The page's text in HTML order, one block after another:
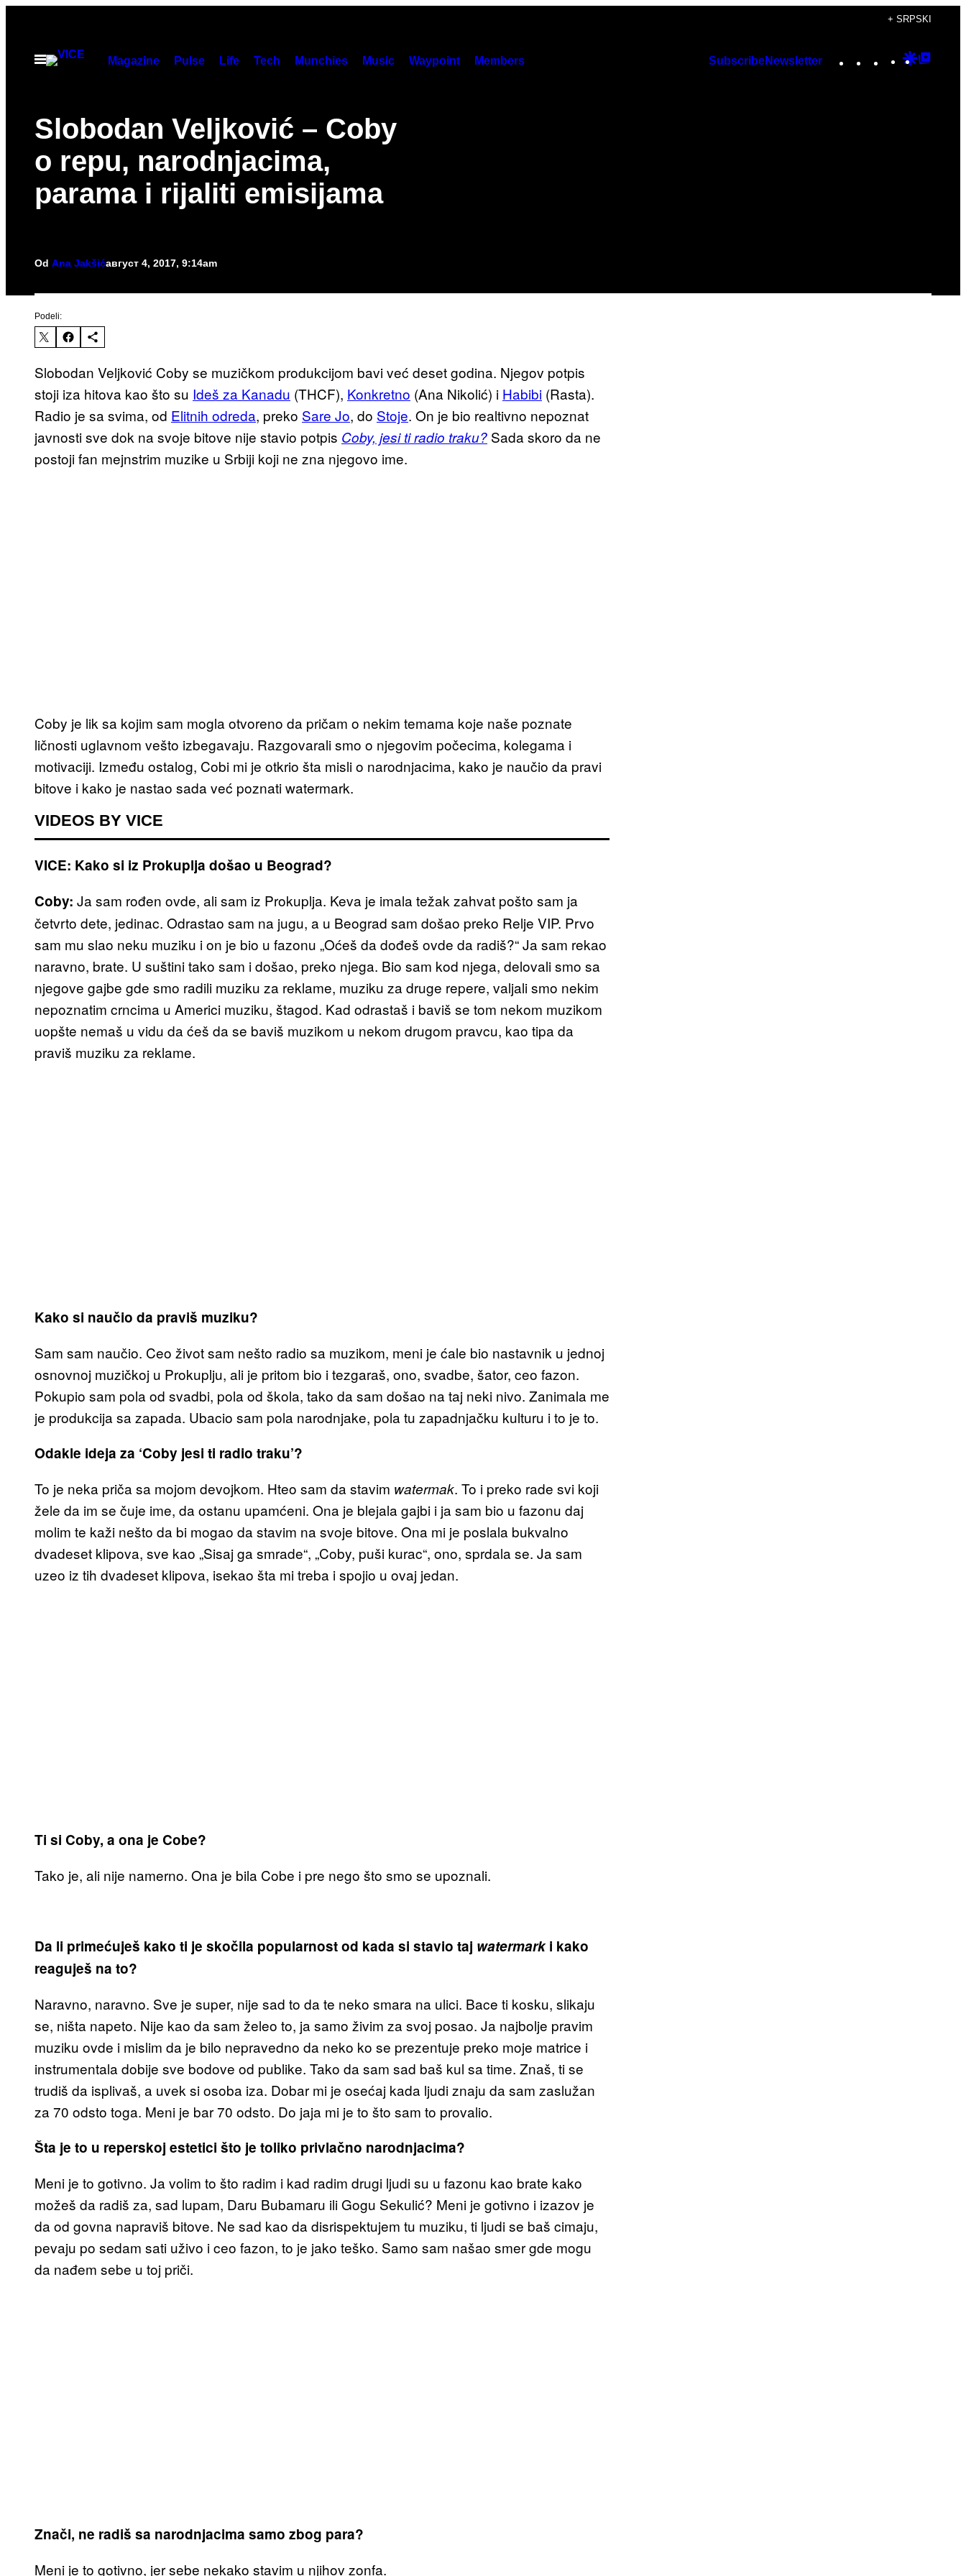
садржај
+ SRPSKI
Otvori
Magazine Pulse Life Tech Munchies Music Waypoint Members SubscribeNewsletter Instagram
TikTok
YouTube
Google
Slobodan Veljković – Coby
o repu, narodnjacima,
parama i rijaliti emisijama
Od Ana Jakšićавгуст 4, 2017, 9:14am
Podeli:
Slobodan Veljković Coby se muzičkom produkcijom bavi već deset godina. Njegov potpis
stoji iza hitova kao što su Ideš za Kanadu (THCF), Konkretno (Ana Nikolić) i Habibi (Rasta).
Radio je sa svima, od Elitnih odreda, preko Sare Jo, do Stoje. On je bio realtivno nepoznat
javnosti sve dok na svoje bitove nije stavio potpis Coby, jesi ti radio traku? Sada skoro da ne
postoji fan mejnstrim muzike u Srbiji koji ne zna njegovo ime.
Coby je lik sa kojim sam mogla otvoreno da pričam o nekim temama koje naše poznate
ličnosti uglavnom vešto izbegavaju. Razgovarali smo o njegovim počecima, kolegama i
motivaciji. Između ostalog, Cobi mi je otkrio šta misli o narodnjacima, kako je naučio da pravi
bitove i kako je nastao sada već poznati watermark.
VIDEOS BY VICE
VICE: Kako si iz Prokuplja došao u Beograd?
Coby: Ja sam rođen ovde, ali sam iz Prokuplja. Keva je imala težak zahvat pošto sam ja
četvrto dete, jedinac. Odrastao sam na jugu, a u Beograd sam došao preko Relje VIP. Prvo
sam mu slao neku muziku i on je bio u fazonu „Oćeš da dođeš ovde da radiš?“ Ja sam rekao
naravno, brate. U suštini tako sam i došao, preko njega. Bio sam kod njega, delovali smo sa
njegove gajbe gde smo radili muziku za reklame, muziku za druge repere, valjali smo nekim
nepoznatim crncima u Americi muziku, štagod. Kad odrastaš i baviš se tom nekom muzikom
uopšte nemaš u vidu da ćeš da se baviš muzikom u nekom drugom pravcu, kao tipa da
praviš muziku za reklame.
Kako si naučio da praviš muziku?
Sam sam naučio. Ceo život sam nešto radio sa muzikom, meni je ćale bio nastavnik u jednoj
osnovnoj muzičkoj u Prokuplju, ali je pritom bio i tezgaraš, ono, svadbe, šator, ceo fazon.
Pokupio sam pola od svadbi, pola od škola, tako da sam došao na taj neki nivo. Zanimala me
je produkcija sa zapada. Ubacio sam pola narodnjake, pola tu zapadnjačku kulturu i to je to.
Odakle ideja za ‘Coby jesi ti radio traku’?
To je neka priča sa mojom devojkom. Hteo sam da stavim watermak. To i preko rade svi koji
žele da im se čuje ime, da ostanu upamćeni. Ona je blejala gajbi i ja sam bio u fazonu daj
molim te kaži nešto da bi mogao da stavim na svoje bitove. Ona mi je poslala bukvalno
dvadeset klipova, sve kao „Sisaj ga smrade“, „Coby, puši kurac“, ono, sprdala se. Ja sam
uzeo iz tih dvadeset klipova, isekao šta mi treba i spojio u ovaj jedan.
Ti si Coby, a ona je Cobe?
Tako je, ali nije namerno. Ona je bila Cobe i pre nego što smo se upoznali.
Da li primećuješ kako ti je skočila popularnost od kada si stavio taj watermarki kako
reaguješ na to?
Naravno, naravno. Sve je super, nije sad to da te neko smara na ulici. Bace ti kosku, slikaju
se, ništa napeto. Nije kao da sam želeo to, ja samo živim za svoj posao. Ja najbolje pravim
muziku ovde i mislim da je bilo nepravedno da neko ko se prezentuje preko moje matrice i
instrumentala dobije sve bodove od publike. Tako da sam sad baš kul sa time. Znaš, ti se
trudiš da isplivaš, a uvek si osoba iza. Dobar mi je osećaj kada ljudi znaju da sam zaslužan
za 70 odsto toga. Meni je bar 70 odsto. Do jaja mi je to što sam to provalio.
Šta je to u reperskoj estetici što je toliko privlačno narodnjacima?
Meni je to gotivno. Ja volim to što radim i kad radim drugi ljudi su u fazonu kao brate kako
možeš da radiš za, sad lupam, Daru Bubamaru ili Gogu Sekulić? Meni je gotivno i izazov je
da od govna napraviš bitove. Ne sad kao da disrispektujem tu muziku, ti ljudi se baš cimaju,
pevaju po sedam sati uživo i ceo fazon, to je jako teško. Samo sam našao smer gde mogu
da nađem sebe u toj priči.
Znači, ne radiš sa narodnjacima samo zbog para?
Meni je to gotivno, jer sebe nekako stavim u njihov zonfa.